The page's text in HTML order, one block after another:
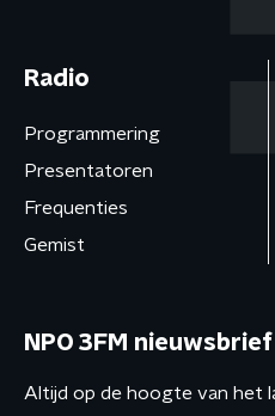
Radio
Programmering
Presentatoren
Frequenties
Gemist
NPO 3FM nieuwsbrief
Altijd op de hoogte van het